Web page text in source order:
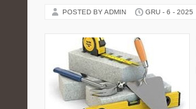
POSTED BY ADMIN GRU - 6 - 2025